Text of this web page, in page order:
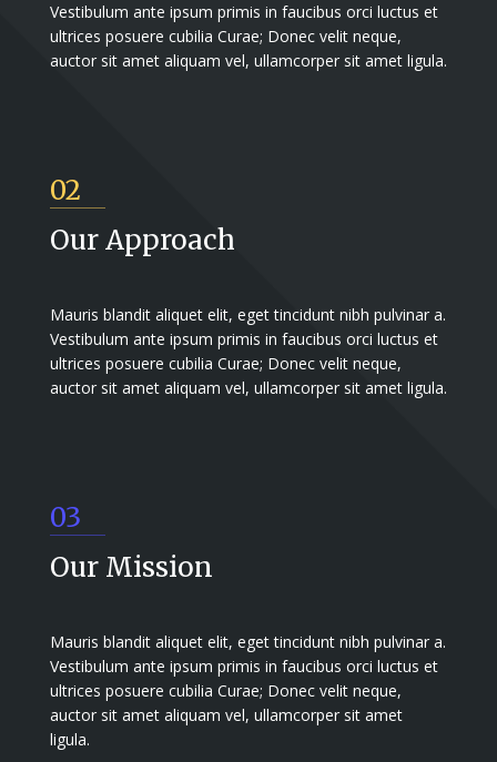
Vestibulum ante ipsum primis in faucibus orci luctus et
ultrices posuere cubilia Curae; Donec velit neque,
auctor sit amet aliquam vel, ullamcorper sit amet ligula.
02
Our Approach
Mauris blandit aliquet elit, eget tincidunt nibh pulvinar a.
Vestibulum ante ipsum primis in faucibus orci luctus et
ultrices posuere cubilia Curae; Donec velit neque,
auctor sit amet aliquam vel, ullamcorper sit amet ligula.
03
Our Mission
Mauris blandit aliquet elit, eget tincidunt nibh pulvinar a.
Vestibulum ante ipsum primis in faucibus orci luctus et
ultrices posuere cubilia Curae; Donec velit neque,
auctor sit amet aliquam vel, ullamcorper sit amet
ligula.